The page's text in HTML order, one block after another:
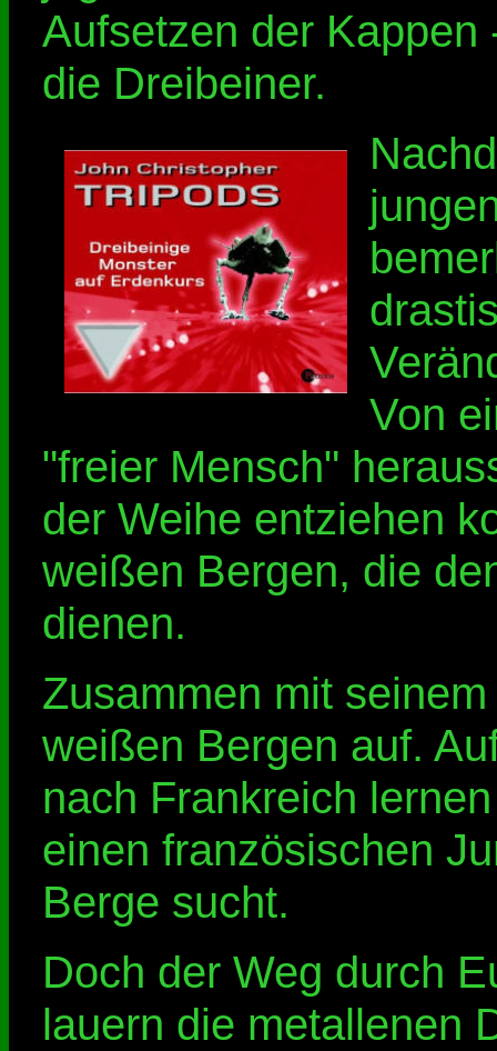
Aufsetzen der Kappen
die Dreibeiner.
Von
"freier Mensch"
der Weihe entziehen
weißen Bergen, die
dienen.
Zusammen mit
weißen Bergen auf.
nach Frankreich
einen französischen
Berge sucht.
Doch der Weg durch
lauern die metallenen